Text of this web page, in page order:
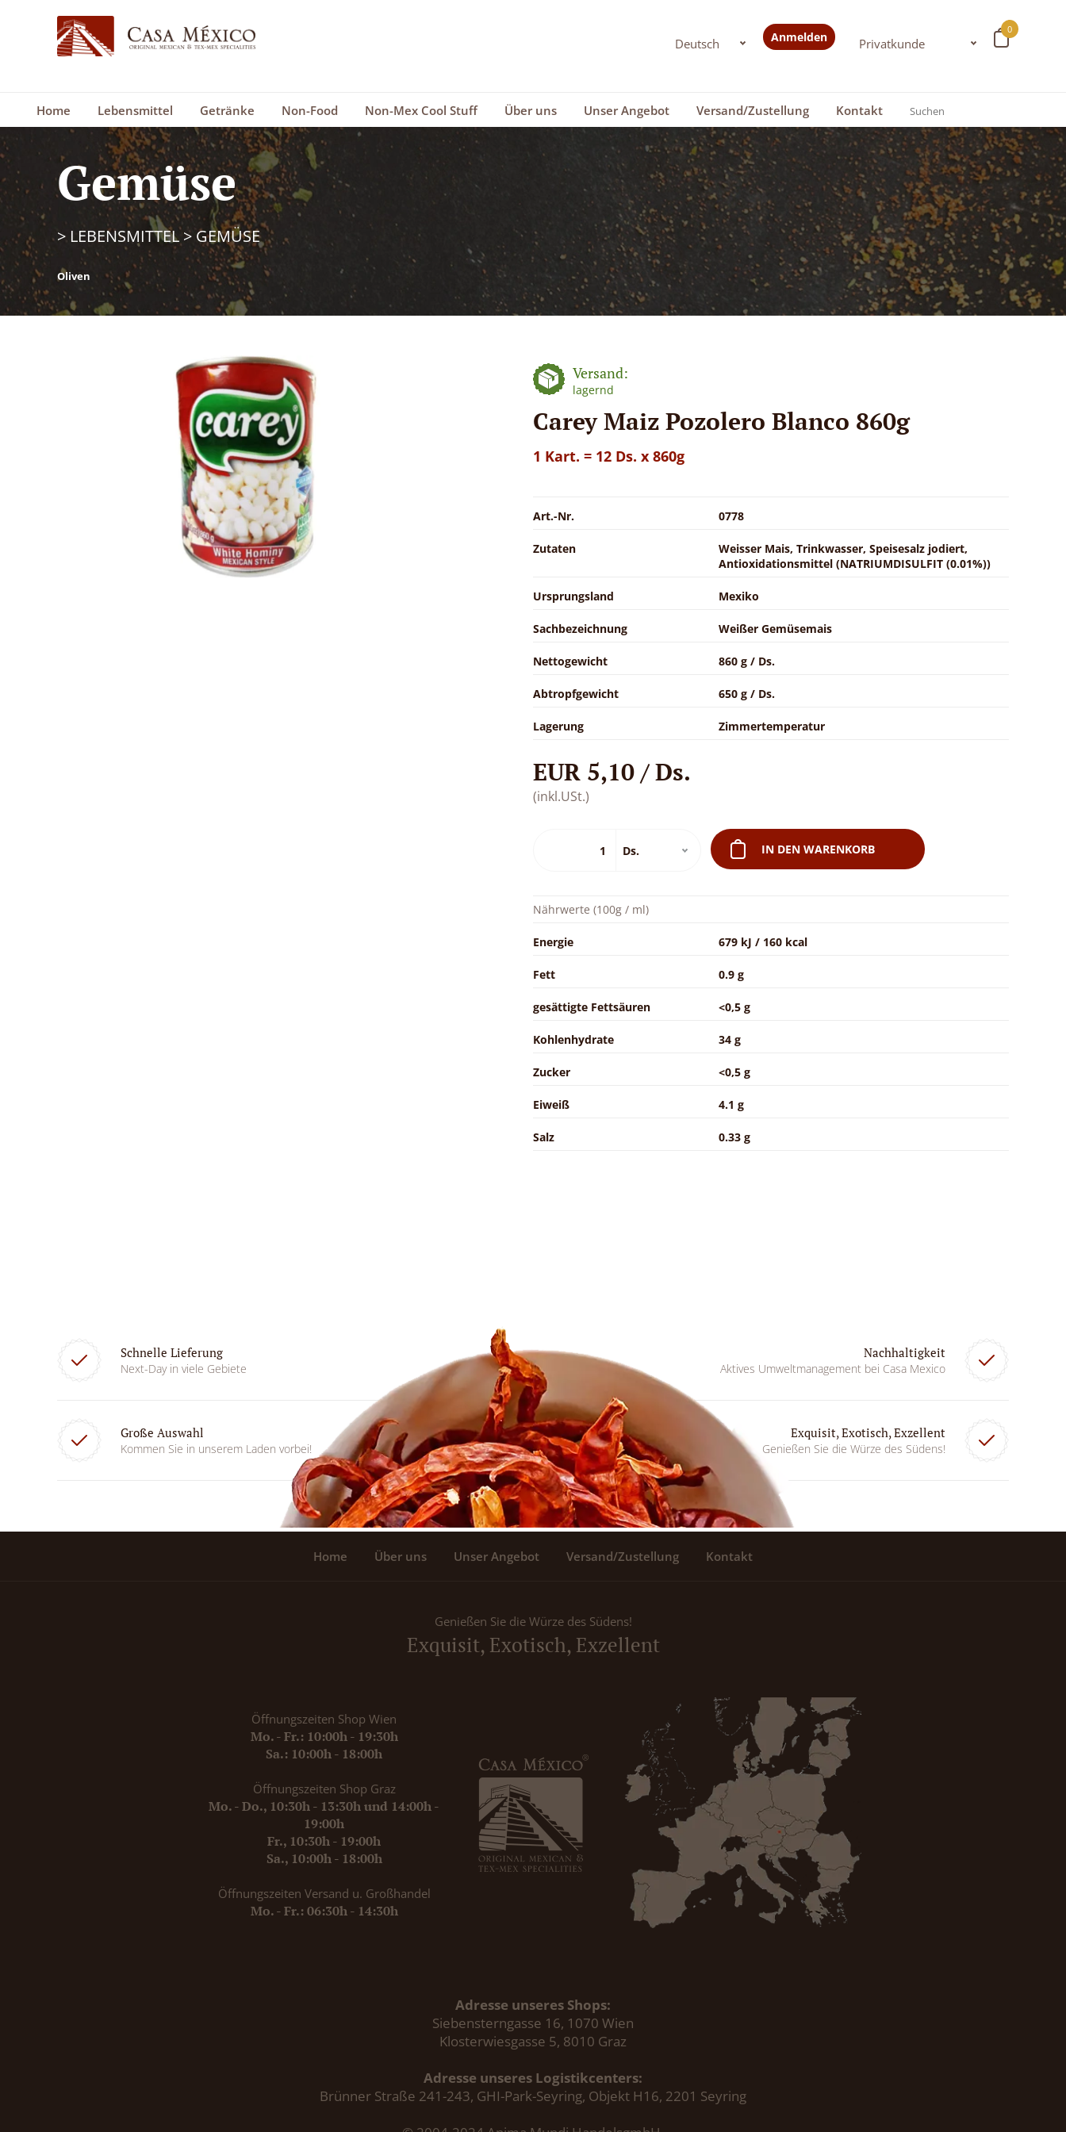
0
Anmelden
Home Lebensmittel Getränke Non-Food Non-Mex Cool Stuff Über uns Unser Angebot Versand/Zustellung Kontakt
Gemüse
> LEBENSMITTEL>GEMÜSE
Oliven
Versand:
lagernd
Carey Maiz Pozolero Blanco 860g
1 Kart. = 12 Ds. x 860g
Art.-Nr. 0778
Zutaten
Weisser Mais, Trinkwasser, Speisesalz jodiert,
Antioxidationsmittel (NATRIUMDISULFIT (0.01%))
Ursprungsland Mexiko
Sachbezeichnung Weißer Gemüsemais
Nettogewicht 860 g / Ds.
Abtropfgewicht 650 g / Ds.
Lagerung Zimmertemperatur
EUR 5,10 / Ds.
(inkl.USt.)
IN DEN WARENKORB
Nährwerte (100g / ml)
Energie 679 kJ / 160 kcal
Fett 0.9 g
gesättigte Fettsäuren <0,5 g
Kohlenhydrate 34 g
Zucker <0,5 g
Eiweiß 4.1 g
Salz 0.33 g
Schnelle Lieferung
Next-Day in viele Gebiete
Nachhaltigkeit
Aktives Umweltmanagement bei Casa Mexico
Große Auswahl
Kommen Sie in unserem Laden vorbei!
Exquisit, Exotisch, Exzellent
Genießen Sie die Würze des Südens!
Home Über uns Unser Angebot Versand/Zustellung Kontakt
Genießen Sie die Würze des Südens!
Exquisit, Exotisch, Exzellent
Öffnungszeiten Shop Wien
Mo. - Fr.: 10:00h - 19:30h
Sa.: 10:00h - 18:00h
Öffnungszeiten Shop Graz
Mo. - Do., 10:30h - 13:30h und 14:00h -
19:00h
Fr., 10:30h - 19:00h
Sa., 10:00h - 18:00h
Öffnungszeiten Versand u. Großhandel
Mo. - Fr.: 06:30h - 14:30h
Adresse unseres Shops:
Siebensterngasse 16, 1070 Wien
Klosterwiesgasse 5, 8010 Graz
Adresse unseres Logistikcenters:
Brünner Straße 241-243, GHI-Park-Seyring, Objekt H16, 2201 Seyring